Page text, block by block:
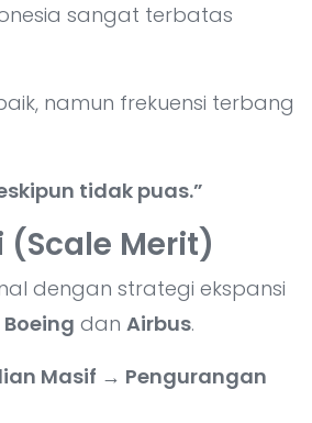
sangat terbatas
namun frekuensi terbang
tidak puas.”
(Scale Merit)
dengan strategi ekspansi
Boeing dan Airbus.
Masif → Pengurangan